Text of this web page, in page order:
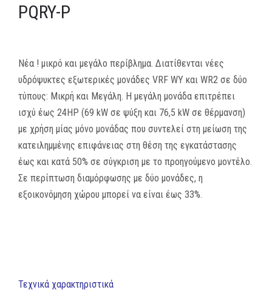
E-SHOP
PQRY-P
Νέα ! μικρό και μεγάλο περίβλημα. Διατίθενται νέες
υδρόψυκτες εξωτερικές μονάδες VRF WY και WR2 σε δύο
τύπους: Μικρή και Μεγάλη. Η μεγάλη μονάδα επιτρέπει
ισχύ έως 24HP (69 kW σε ψύξη και 76,5 kW σε θέρμανση)
με χρήση μίας μόνο μονάδας που συντελεί στη μείωση της
κατειλημμένης επιφάνειας στη θέση της εγκατάστασης
έως και κατά 50% σε σύγκριση με το προηγούμενο μοντέλο.
Σε περίπτωση διαμόρφωσης με δύο μονάδες, η
εξοικονόμηση χώρου μπορεί να είναι έως 33%.
Τεχνικά χαρακτηριστικά